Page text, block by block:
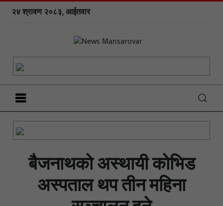
२४ श्रावण २०८३, आईतवार
बैजनाथको अस्थायी कोभिड
अस्पताल थप तीन महिना